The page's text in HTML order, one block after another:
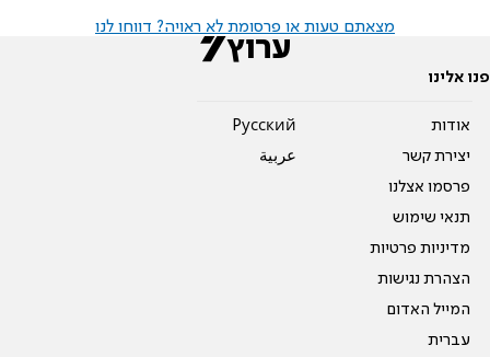
מצאתם טעות או פרסומת לא ראויה? דווחו לנו
פנו אלינו
אודות
יצירת קשר
פרסמו אצלנו
תנאי שימוש
מדיניות פרטיות
הצהרת נגישות
המייל האדום
עברית
Pусский
عربية